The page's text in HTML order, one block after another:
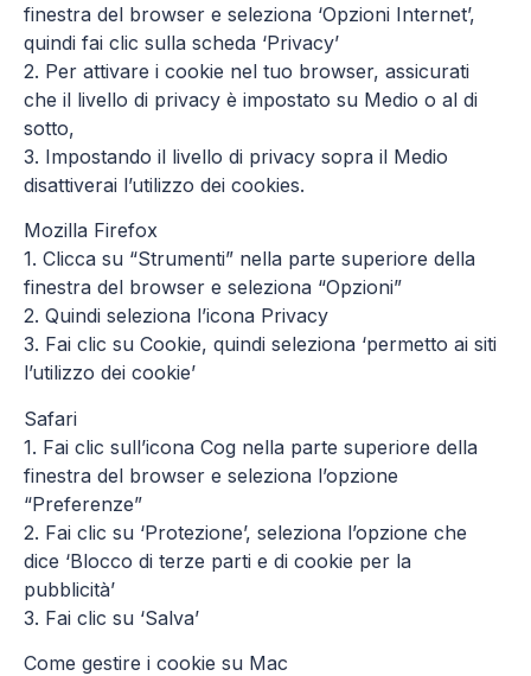
finestra del browser e seleziona ‘Opzioni Internet’,
quindi fai clic sulla scheda ‘Privacy’
2. Per attivare i cookie nel tuo browser, assicurati
che il livello di privacy è impostato su Medio o al di
sotto,
3. Impostando il livello di privacy sopra il Medio
disattiverai l’utilizzo dei cookies.
Mozilla Firefox
1. Clicca su “Strumenti” nella parte superiore della
finestra del browser e seleziona “Opzioni”
2. Quindi seleziona l’icona Privacy
3. Fai clic su Cookie, quindi seleziona ‘permetto ai siti
l’utilizzo dei cookie’
Safari
1. Fai clic sull’icona Cog nella parte superiore della
finestra del browser e seleziona l’opzione
“Preferenze”
2. Fai clic su ‘Protezione’, seleziona l’opzione che
dice ‘Blocco di terze parti e di cookie per la
pubblicità’
3. Fai clic su ‘Salva’
Come gestire i cookie su Mac